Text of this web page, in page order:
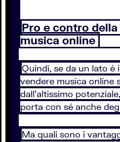
Pro e contro
musica online
Quindi, se da un lato è
vendere musica online
dall’altissimo
porta con sé anche
Ma quali sono i